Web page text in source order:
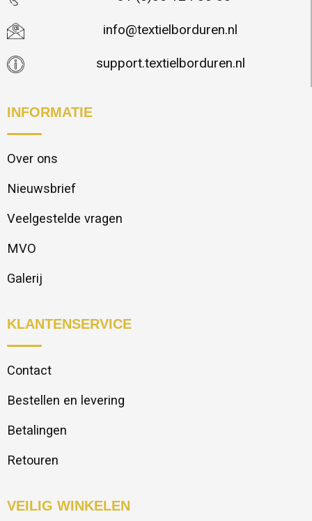
info@textielborduren.nl
support.textielborduren.nl
INFORMATIE
Over ons
Nieuwsbrief
Veelgestelde vragen
MVO
Galerij
KLANTENSERVICE
Contact
Bestellen en levering
Betalingen
Retouren
VEILIG WINKELEN